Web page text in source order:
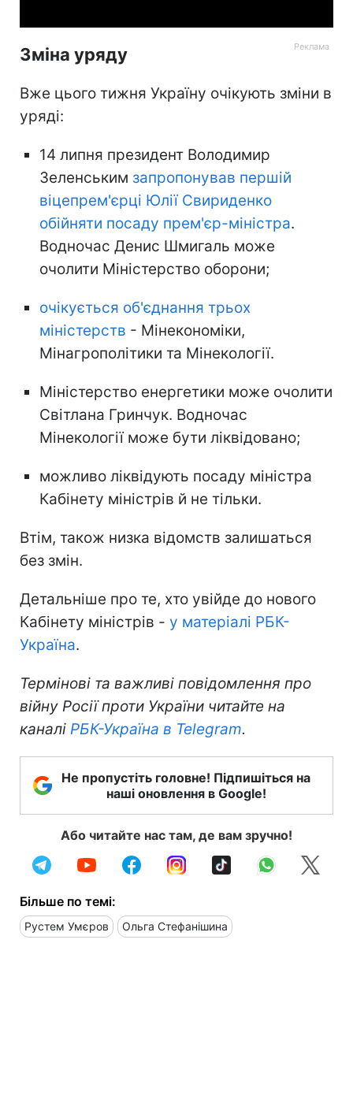
Зміна уряду
Вже цього тижня Україну очікують зміни в
уряді:
14 липня президент Володимир
Зеленським запропонував першій
віцепрем'єрці Юлії Свириденко
обійняти посаду прем'єр-міністра.
Водночас Денис Шмигаль може
очолити Міністерство оборони;
очікується об'єднання трьох
міністерств - Мінекономіки,
Мінагрополітики та Мінекології.
Міністерство енергетики може очолити
Світлана Гринчук. Водночас
Мінекології може бути ліквідовано;
можливо ліквідують посаду міністра
Кабінету міністрів й не тільки.
Втім, також низка відомств залишаться
без змін.
Детальніше про те, хто увійде до нового
Кабінету міністрів - у матеріалі РБК-
Україна.
Термінові та важливі повідомлення про
війну Росії проти України читайте на
каналі РБК-Україна в Telegram.
Не пропустіть головне! Підпишіться на
наші оновлення в Google!
Або читайте нас там, де вам зручно!
Більше по темі:
Рустем Умєров Ольга Стефанішина